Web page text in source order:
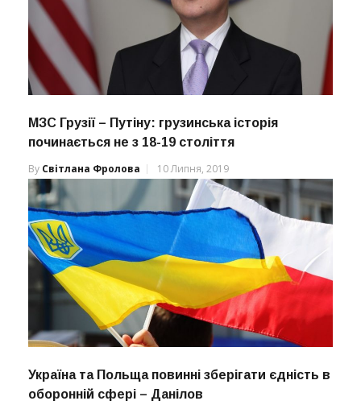
МЗС Грузії – Путіну: грузинська історія
починається не з 18-19 століття
By Світлана Фролова 10 Липня, 2019
Україна та Польща повинні зберігати єдність в
оборонній сфері – Данілов